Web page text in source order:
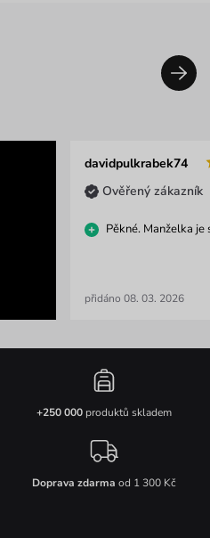
davidpulkrabek74
Ověřený zákazník
Pěkné. Manželka je
přidáno 08. 03. 2026
+250 000produktů skladem
Doprava zdarma od 1 300 Kč